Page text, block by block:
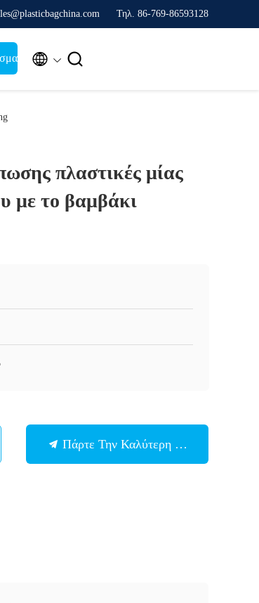
Τηλ. 86-769-86593128
 
πλαστικές μίας
με το βαμβάκι
Πάρτε Την Καλύτερη Τιμή